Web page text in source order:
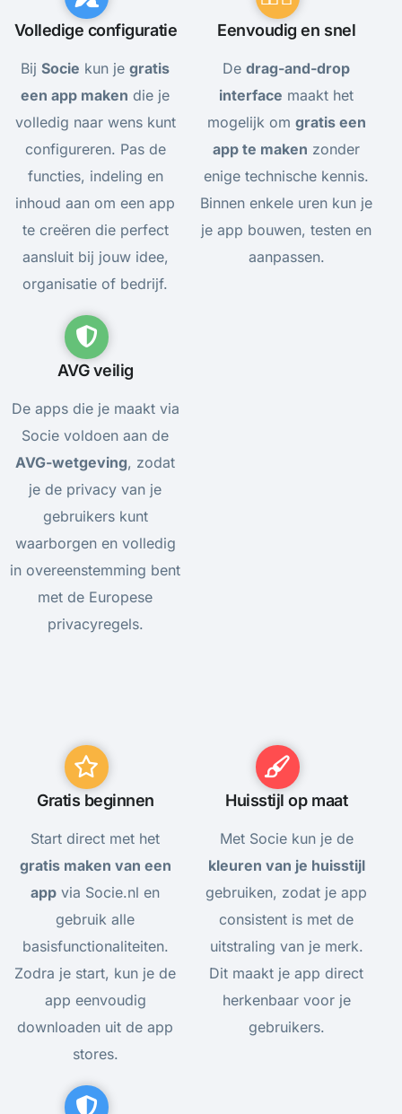
Volledige configuratie
BijSocie kun jegratis
een app maken die je
volledig naar wens kunt
configureren. Pas de
functies, indeling en
inhoud aan om een app
te creëren die perfect
aansluit bij jouw idee,
organisatie of bedrijf.
Eenvoudig en snel
Dedrag-and-drop
interface maakt het
mogelijk om gratis een
app te maken zonder
enige technische kennis.
Binnen enkele uren kun je
je app bouwen, testen en
aanpassen.
AVG veilig
De apps die je maakt via
Socie voldoen aan de
AVG-wetgeving, zodat
je de privacy van je
gebruikers kunt
waarborgen en volledig
in overeenstemming bent
met de Europese
privacyregels.
Gratis beginnen
Start direct met het
gratis maken van een
app via Socie.nl en
gebruik alle
basisfunctionaliteiten.
Zodra je start, kun je de
app eenvoudig
downloaden uit de app
stores.
Huisstijl op maat
Met Socie kun je de
kleuren van je huisstijl
gebruiken, zodat je app
consistent is met de
uitstraling van je merk.
Dit maakt je app direct
herkenbaar voor je
gebruikers.